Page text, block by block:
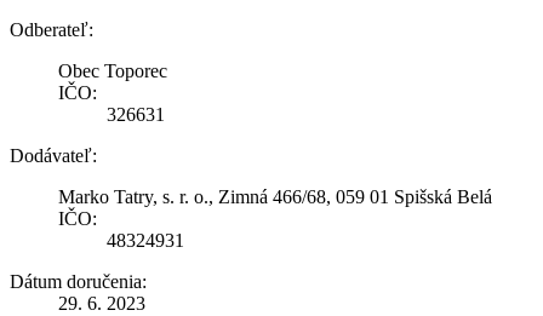
Odberateľ:
Obec Toporec
IČO:
326631
Dodávateľ:
Marko Tatry, s. r. o., Zimná 466/68, 059 01 Spišská Belá
IČO:
48324931
Dátum doručenia:
29. 6. 2023